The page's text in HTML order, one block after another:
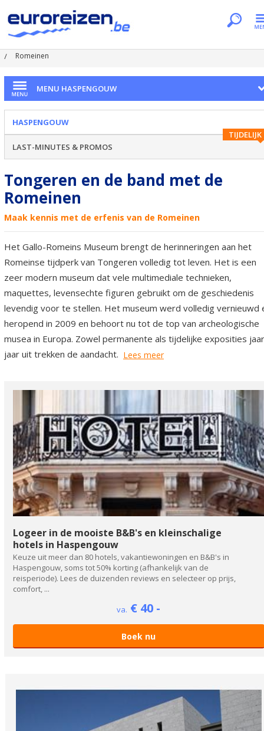
Romeinen
MENU HASPENGOUW
HASPENGOUW
TIJDELIJK
LAST-MINUTES & PROMOS
Tongeren en de band met de
Romeinen
Maak kennis met de erfenis van de Romeinen
Het Gallo-Romeins Museum brengt de herinneringen aan het
Romeinse tijdperk van Tongeren volledig tot leven. Het is een
zeer modern museum dat vele multimediale technieken,
maquettes, levensechte figuren gebruikt om de geschiedenis
levendig voor te stellen. Het museum werd volledig vernieuwd
heropend in 2009 en behoort nu tot de top van archeologische
musea in Europa. Zowel permanente als tijdelijke exposities
jaar uit trekken de aandacht. Lees meer
Logeer in de mooiste B&B's en kleinschalige
hotels in Haspengouw
Keuze uit meer dan 80 hotels, vakantiewoningen en B&B's in
Haspengouw, soms tot 50% korting (afhankelijk van de
reisperiode). Lees de duizenden reviews en selecteer op prijs,
comfort, ...
va. € 40 -
Boek nu